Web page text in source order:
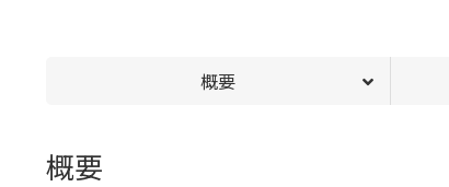
概要
概要